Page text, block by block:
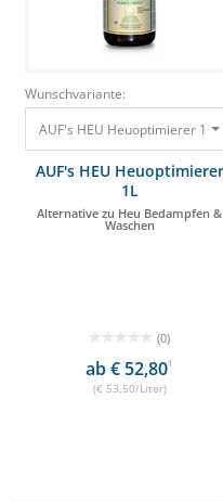
Wunschvariante:
AUF's HEU Heuoptimierer 1L
AUF's HEU Heuoptimierer
1L
Alternative zu Heu Bedampfen &
Waschen
(0)
ab € 52,801
(€ 53,50/Liter)